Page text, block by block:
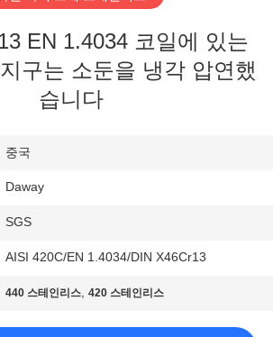
EN 1.4034 코일에 있는
구는 소둔을 냉각 압연했
습니다
중국
Daway
SGS
AISI 420C/EN 1.4034/DIN X46Cr13
440 스테인리스,420 스테인리스